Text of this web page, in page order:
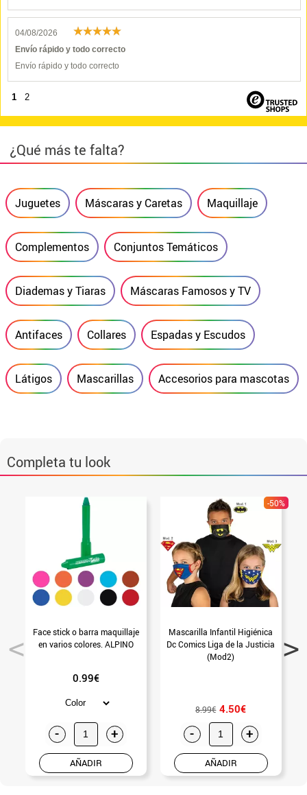
04/08/2026
Envío rápido y todo correcto
Envío rápido y todo correcto
1 2
¿Qué más te falta?
Juguetes Máscaras y Caretas Maquillaje
Complementos Conjuntos Temáticos
Diademas y Tiaras Máscaras Famosos y TV
Antifaces Collares Espadas y Escudos
Látigos Mascarillas Accesorios para mascotas
Completa tu look
Face stick o barra maquillaje
en varios colores. ALPINO
0.99€
- +
AÑADIR
-50%
Mascarilla Infantil Higiénica
Dc Comics Liga de la Justicia
(Mod2)
8.99€ 4.50€
- +
AÑADIR